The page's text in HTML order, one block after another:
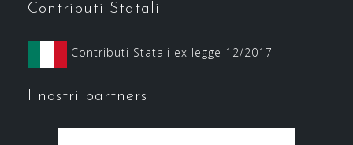
Contributi Statali
Contributi Statali ex legge 12/2017
I nostri partners